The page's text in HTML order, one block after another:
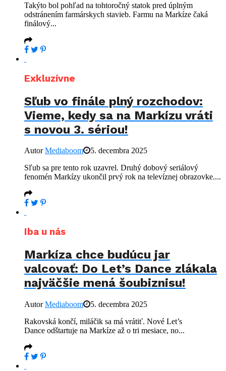
Takýto bol pohľad na tohtoročný statok pred úplným
odstránením farmárskych stavieb. Farmu na Markíze čaká
finálový...
Exkluzívne
Sľub vo finále plný rozchodov:
Vieme, kedy sa na Markízu vráti
s novou 3. sériou!
AutorMediaboom
5. decembra 2025
Sľub sa pre tento rok uzavrel. Druhý dobový seriálový
fenomén Markízy ukončil prvý rok na televíznej obrazovke....
Iba u nás
Markíza chce budúcu jar
valcovať: Do Let’s Dance zlákala
najväčšie mená šoubiznisu!
AutorMediaboom
5. decembra 2025
Rakovská končí, miláčik sa má vrátiť. Nové Let’s
Dance odštartuje na Markíze až o tri mesiace, no...